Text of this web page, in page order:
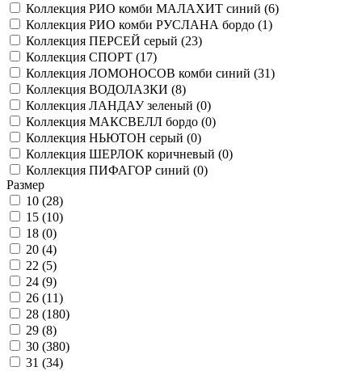
Коллекция РИО комби МАЛАХИТ синий (6)
Коллекция РИО комби РУСЛАНА бордо (1)
Коллекция ПЕРСЕЙ серый (23)
Коллекция СПОРТ (17)
Коллекция ЛОМОНОСОВ комби синий (31)
Коллекция ВОДОЛАЗКИ (8)
Коллекция ЛАНДАУ зеленый (0)
Коллекция МАКСВЕЛЛ бордо (0)
Коллекция НЬЮТОН серый (0)
Коллекция ШЕРЛОК коричневый (0)
Коллекция ПИФАГОР синий (0)
Размер
10 (28)
15 (10)
18 (0)
20 (4)
22 (5)
24 (9)
26 (11)
28 (180)
29 (8)
30 (380)
31 (34)